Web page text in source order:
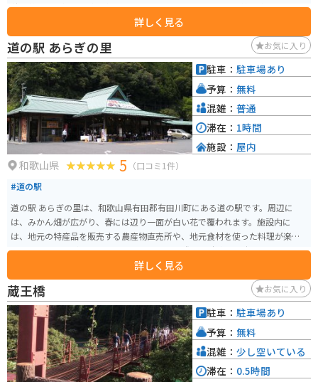
秋は黄金色に輝く稲穂、冬は雪景色と、四季ごとに異なる表情を楽しめるの
が魅力です。高台の展望所から見下ろす景色は特に美しく、写真スポットと
しても人気があります。 近くの道の駅では地元の特産品や食事も楽しめ、観
光の拠点として便利です。周辺は自然豊かなワインディングロードが続くた
め、バイクでのツーリングにも最適で、景色を楽しみながら訪れる価値のあ
るスポットです。
詳しく見る
道の駅 あらぎの里 お気に入り
和歌山県 5 （口コミ1件）
#道の駅
道の駅 あらぎの里は、和歌山県有田郡有田川町にある道の駅です。周辺に
は、みかん畑が広がり、春には辺り一面が白い花で覆われます。施設内に
は、地元の特産品を販売する農産物直売所や、地元食材を使った料理が楽し
めるレストランがあります。 バイクで訪れる際は、駐車場も広く停めやすい
ので安心です。また、道の駅 あらぎの里は、周辺の観光スポットへのアクセ
スも良好です。車で約10分の場所には、国の重要文化財に指定されている旧
吉備町の町並みが残る、歴史的な観光スポット「旧吉備街道」があります。
また、車で約15分の場所には、約300本のソメイヨシノが咲き誇る「あらぎ
島」があり、春には多くの人で賑わいます。 道の駅 あらぎの里は、地元の特
産品やグルメ、そして周辺の観光スポットを楽しむことができる、魅力的な
スポットです。
詳しく見る
駐車： 駐車場あり
予算： 無料
混雑： 普通
滞在： 1時間
施設： 屋内
蔵王橋 お気に入り
駐車： 駐車場あり
予算： 無料
混雑： 少し空いている
滞在： 0.5時間